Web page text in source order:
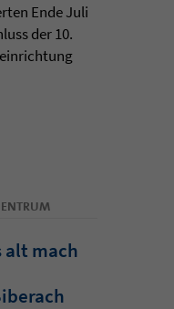
Ende Juli
der 10.
alt mach